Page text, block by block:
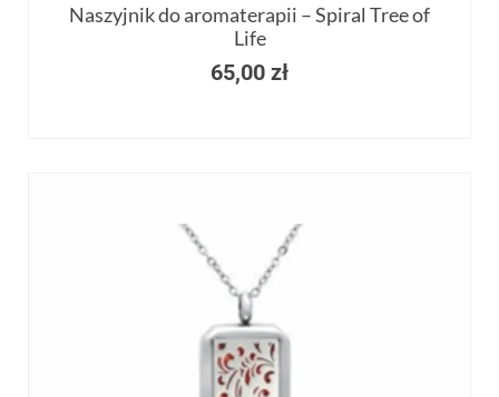
Naszyjnik do aromaterapii – Spiral Tree of
Life
65,00 zł